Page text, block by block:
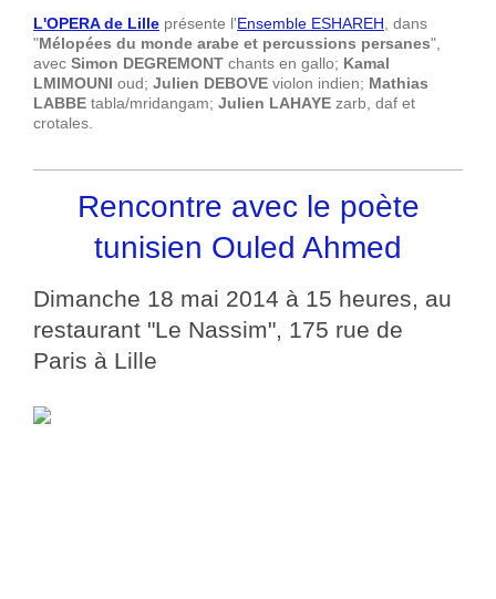
L'OPERA de Lille présente l'Ensemble ESHAREH , dans
"Mélopées du monde arabe et percussions persanes",
avec Simon DEGREMONT chants en gallo; Kamal
LMIMOUNI oud; Julien DEBOVE violon indien; Mathias
LABBE tabla/mridangam; Julien LAHAYE zarb, daf et
crotales.
Rencontre avec le poète
tunisien Ouled Ahmed
Dimanche 18 mai 2014 à 15 heures, au
restaurant "Le Nassim", 175 rue de
Paris à Lille